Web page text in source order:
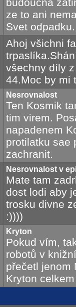
ze to ani
Svet odpadku.
Ahoj všichni
všechny díly
44.Moc by mi
Nesrovnalost
Ten Kosmik
tim virem.
napadenem
protilatku sae
zachranit.
Nesrovnalost v
Mate tam
dost lodi aby
trosku divne
:))))
Kryton
Pokud vím,
robotů v
přečetl jenom
Kryton